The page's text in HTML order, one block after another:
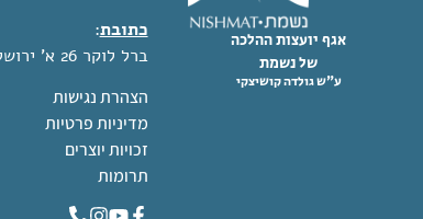
אגף יועצות ההלכה
של נשמת
ע"ש גולדה קושיצקי
כתובת:
ברל לוקר 26 א' ירושלים
הצהרת נגישות
מדיניות פרטיות
זכויות יוצרים
תרומות